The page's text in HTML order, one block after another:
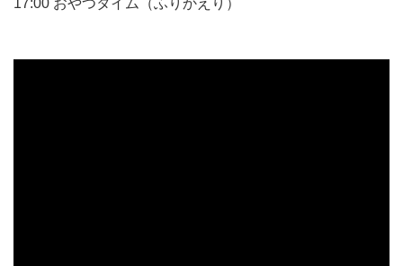
17:00 おやつタイム（ふりかえり）